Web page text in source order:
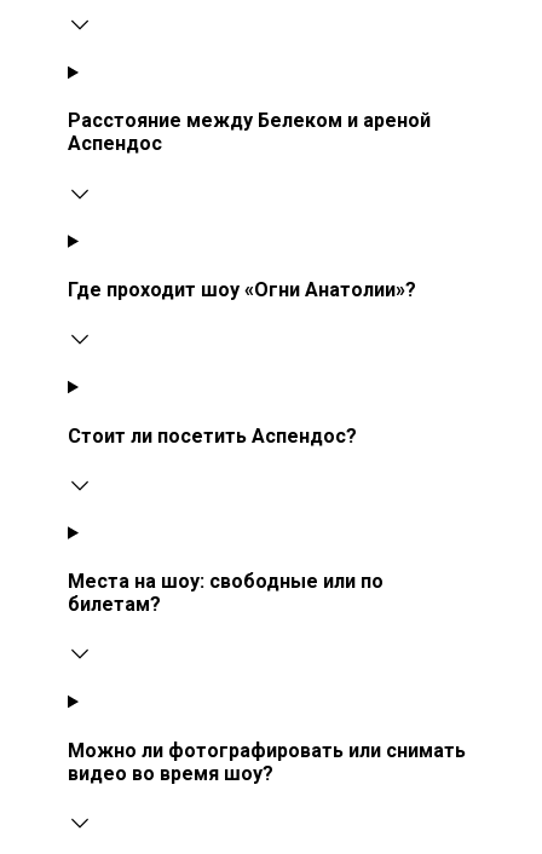
Расстояние между Белеком и ареной
Аспендос
Где проходит шоу «Огни Анатолии»?
Стоит ли посетить Аспендос?
Места на шоу: свободные или по
билетам?
Можно ли фотографировать или снимать
видео во время шоу?